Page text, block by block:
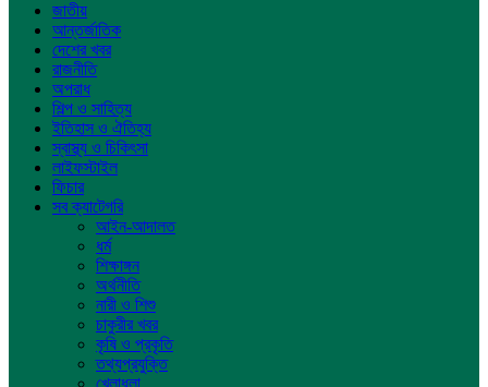
জাতীয়
আন্তর্জাতিক
দেশের খবর
রাজনীতি
অপরাধ
শিল্প ও সাহিত্য
ইতিহাস ও ঐতিহ্য
স্বাস্থ্য ও চিকিৎসা
লাইফস্টাইল
ফিচার
সব ক্যাটেগরি
আইন-আদালত
ধর্ম
শিক্ষাঙ্গন
অর্থনীতি
নারী ও শিশু
চাকুরীর খবর
কৃষি ও প্রকৃতি
তথ্যপ্রযুক্তি
খেলাধুলা